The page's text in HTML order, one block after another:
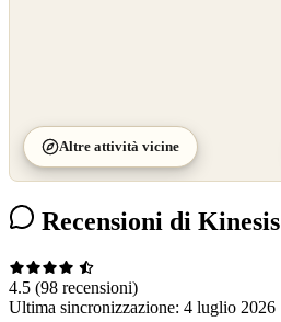
Altre attività vicine
Recensioni di Kinesis
4.5 (98 recensioni)
Ultima sincronizzazione: 4 luglio 2026